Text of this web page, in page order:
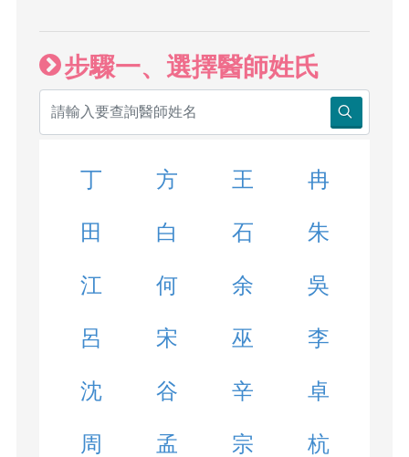
步驟一、選擇醫師姓氏
丁 方 王 冉
田 白 石 朱
江 何 余 吳
呂 宋 巫 李
沈 谷 辛 卓
周 孟 宗 杭